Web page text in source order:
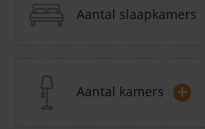
Aantal slaapkamers
Aantal kamers +